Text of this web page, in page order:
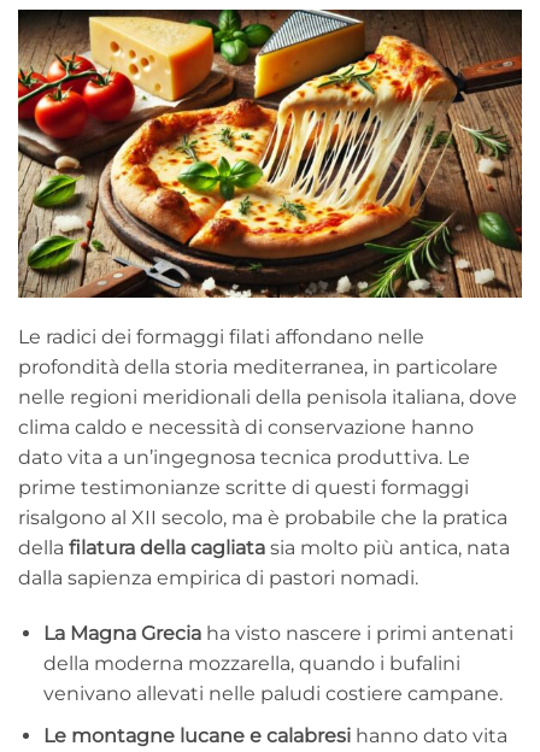
Le radici dei formaggi filati affondano nelle
profondità della storia mediterranea, in particolare
nelle regioni meridionali della penisola italiana, dove
clima caldo e necessità di conservazione hanno
dato vita a un’ingegnosa tecnica produttiva. Le
prime testimonianze scritte di questi formaggi
risalgono al XII secolo, ma è probabile che la pratica
della filatura della cagliata sia molto più antica, nata
dalla sapienza empirica di pastori nomadi.
La Magna Greciaha visto nascere i primi antenati
della moderna mozzarella, quando i bufalini
venivano allevati nelle paludi costiere campane.
Le montagne lucane e calabresihanno dato vita